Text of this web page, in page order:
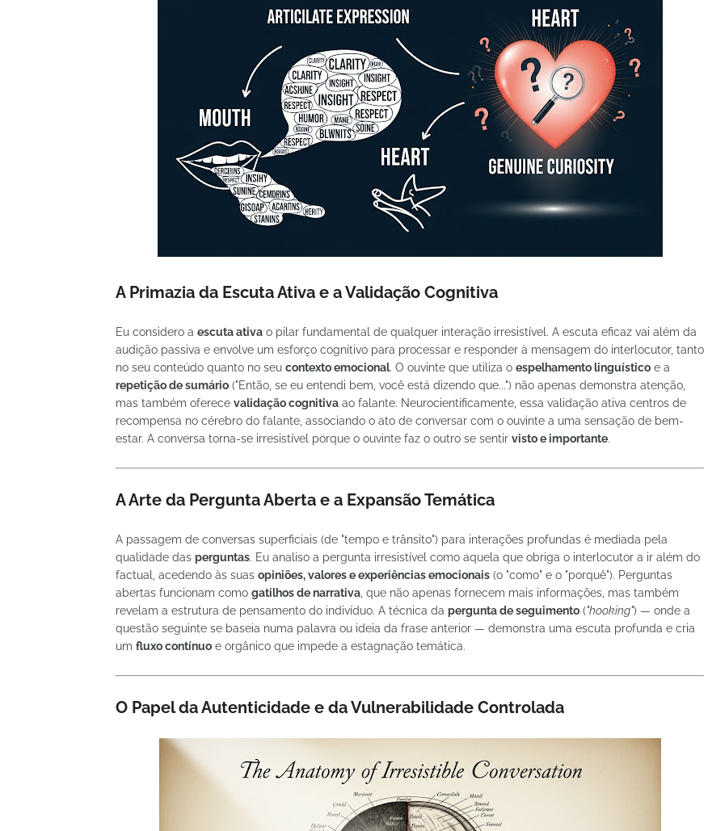
A Primazia da Escuta Ativa e a Validação Cognitiva
Eu considero a escuta ativa o pilar fundamental de qualquer interação irresistível. A escuta eficaz vai além da
audição passiva e envolve um esforço cognitivo para processar e responder à mensagem do interlocutor, tanto
no seu conteúdo quanto no seu contexto emocional. O ouvinte que utiliza o espelhamento linguístico e a
repetição de sumário ("Então, se eu entendi bem, você está dizendo que...") não apenas demonstra atenção,
mas também oferece validação cognitiva ao falante. Neurocientificamente, essa validação ativa centros de
recompensa no cérebro do falante, associando o ato de conversar com o ouvinte a uma sensação de bem-
estar. A conversa torna-se irresistível porque o ouvinte faz o outro se sentir visto e importante.
A Arte da Pergunta Aberta e a Expansão Temática
A passagem de conversas superficiais (de "tempo e trânsito") para interações profundas é mediada pela
qualidade das perguntas. Eu analiso a pergunta irresistível como aquela que obriga o interlocutor a ir além do
factual, acedendo às suas opiniões, valores e experiências emocionais (o "como" e o "porquê"). Perguntas
abertas funcionam como gatilhos de narrativa , que não apenas fornecem mais informações, mas também
revelam a estrutura de pensamento do indivíduo. A técnica da pergunta de seguimento ("hooking") — onde a
questão seguinte se baseia numa palavra ou ideia da frase anterior — demonstra uma escuta profunda e cria
um fluxo contínuo e orgânico que impede a estagnação temática.
O Papel da Autenticidade e da Vulnerabilidade Controlada